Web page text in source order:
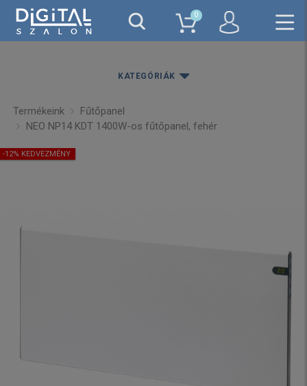
0
KATEGÓRIÁK
Termékeink
Fűtőpanel
NEO NP14 KDT 1400W-os fűtőpanel, fehér
-12% KEDVEZMÉNY